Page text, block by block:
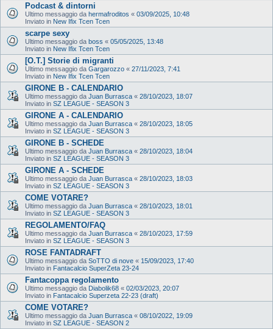
Podcast & dintorni
Ultimo messaggio da hermafroditos « 03/09/2025, 10:48
Inviato in New Ifix Tcen Tcen
scarpe sexy
Ultimo messaggio da boss « 05/05/2025, 13:48
Inviato in New Ifix Tcen Tcen
[O.T.] Storie di migranti
Ultimo messaggio da Gargarozzo « 27/11/2023, 7:41
Inviato in New Ifix Tcen Tcen
GIRONE B - CALENDARIO
Ultimo messaggio da Juan Burrasca « 28/10/2023, 18:07
Inviato in SZ LEAGUE - SEASON 3
GIRONE A - CALENDARIO
Ultimo messaggio da Juan Burrasca « 28/10/2023, 18:05
Inviato in SZ LEAGUE - SEASON 3
GIRONE B - SCHEDE
Ultimo messaggio da Juan Burrasca « 28/10/2023, 18:04
Inviato in SZ LEAGUE - SEASON 3
GIRONE A - SCHEDE
Ultimo messaggio da Juan Burrasca « 28/10/2023, 18:03
Inviato in SZ LEAGUE - SEASON 3
COME VOTARE?
Ultimo messaggio da Juan Burrasca « 28/10/2023, 18:01
Inviato in SZ LEAGUE - SEASON 3
REGOLAMENTO/FAQ
Ultimo messaggio da Juan Burrasca « 28/10/2023, 17:59
Inviato in SZ LEAGUE - SEASON 3
ROSE FANTADRAFT
Ultimo messaggio da SoTTO di nove « 15/09/2023, 17:40
Inviato in Fantacalcio SuperZeta 23-24
Fantacoppa regolamento
Ultimo messaggio da Diabolik68 « 02/03/2023, 20:07
Inviato in Fantacalcio Superzeta 22-23 (draft)
COME VOTARE?
Ultimo messaggio da Juan Burrasca « 08/10/2022, 19:09
Inviato in SZ LEAGUE - SEASON 2